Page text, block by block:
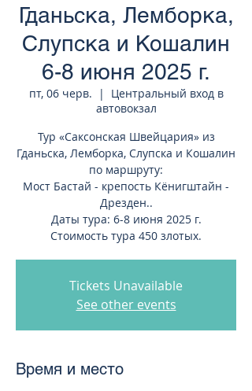
Гданьска, Лемборка,
Слупска и Кошалин
6-8 июня 2025 г.
пт, 06 черв.
  |
Центральный вход в
автовокзал
Тур «Саксонская Швейцария» из
Гданьска, Лемборка, Слупска и Кошалин
по маршруту:
Мост Бастай - крепость Кёнигштайн -
Дрезден..
Даты тура: 6-8 июня 2025 г.
Стоимость тура 450 злотых.
Tickets Unavailable
See other events
Время и место